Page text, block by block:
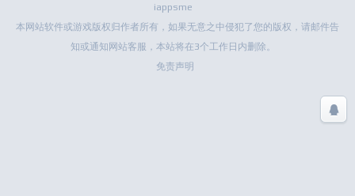
iappsme
本网站软件或游戏版权归作者所有，如果无意之中侵犯了您的版权，请邮件告
知或通知网站客服，本站将在3个工作日内删除。
免责声明